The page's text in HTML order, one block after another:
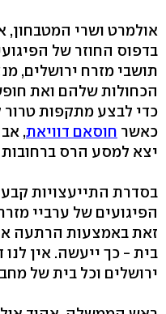
אולמרט ושרי המטבחון,
בדפוס החוזר של
תושבי מזרח ירושלים,
הכחולות שלהם ואת
כדי לבצע מתקפות טרור
כאשר חוסאם דוויאת,
יצא למסע הרס ברחובות
בסדרת התייעצויות
הפיגועים של ערביי
זאת באמצעות הרתעה
בית - כך ייעשה. אין
ירושלים וכל בית של